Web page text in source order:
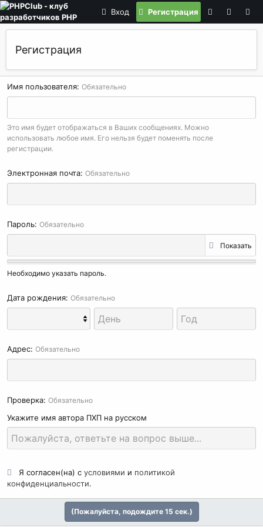
Вход Регистрация
Регистрация
Имя пользователя Обязательно
Это имя будет отображаться в Ваших сообщениях. Можно
использовать любое имя. Его нельзя будет поменять после
регистрации.
Электронная почта Обязательно
Пароль Обязательно
Показать
Необходимо указать пароль.
Дата рождения Обязательно
Адрес Обязательно
Проверка Обязательно
Укажите имя автора ПХП на русском
Я согласен(на) с условиями и политикой
конфиденциальности.
(Пожалуйста, подождите 15 сек.)